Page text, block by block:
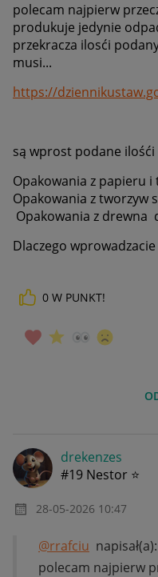
polecam najpierw
produkuje jedynie
przekracza ilosći
musi...
https://
są wprost podane ilośći
Opakowania z papieru
Opakowania z tworzyw
Opakowania z drewna
Dlaczego wprowadzacie
0 W PUNKT!
drekenzes
#19 Nestor ⭐
‎28-05-2026 10:47
@rrafciu napisał(a):
polecam najpierw